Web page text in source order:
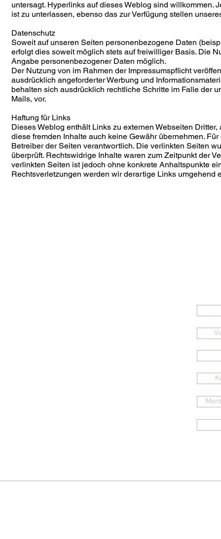
untersagt. Hyperlinks auf dieses Weblog sind willkommen.
ist zu unterlassen, ebenso das zur Verfügung stellen
Datenschutz
Soweit auf unseren Seiten personenbezogene Daten
erfolgt dies soweit möglich stets auf freiwilliger Basis. Die
Angabe personenbezogener Daten möglich.
Der Nutzung von im Rahmen der Impressumspflicht
ausdrücklich angeforderter Werbung und
behalten sich ausdrücklich rechtliche Schritte im Falle der
Mails, vor.
Haftung für Links
Dieses Weblog enthält Links zu externen Webseiten
diese fremden Inhalte auch keine Gewähr übernehmen.
Betreiber der Seiten verantwortlich. Die verlinkten Seiten
überprüft. Rechtswidrige Inhalte waren zum Zeitpunkt der
verlinkten Seiten ist jedoch ohne konkrete Anhaltspunkte
Rechtsverletzungen werden wir derartige Links umgehend